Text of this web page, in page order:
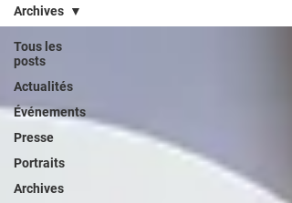
Tous les
posts
Actualités
Événements
Presse
Portraits
Archives
Archives